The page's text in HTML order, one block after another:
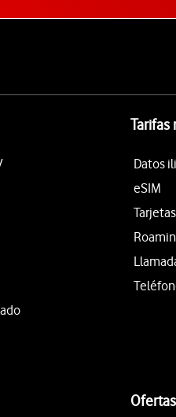
sociales de Vodafone
Tarifas
Datos
eSIM